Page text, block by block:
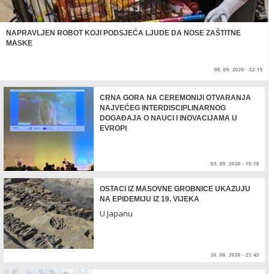
NAPRAVLJEN ROBOT KOJI PODSJEĆA LJUDE DA NOSE ZAŠTITNE
MASKE
08. 09. 2020 - 22:15
CRNA GORA NA CEREMONIJI OTVARANJA
NAJVEĆEG INTERDISCIPLINARNOG
DOGAĐAJA O NAUCI I INOVACIJAMA U
EVROPI
03. 09. 2020 - 15:10
OSTACI IZ MASOVNE GROBNICE UKAZUJU
NA EPIDEMIJU IZ 19. VIJEKA
U Japanu
26. 08. 2020 - 21:43